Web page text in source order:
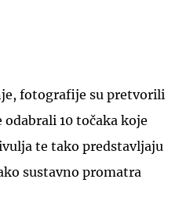
fotografije su pretvorili
10 točaka koje
te tako predstavljaju
sustavno promatra